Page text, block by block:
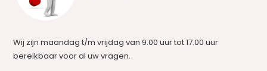
Wij zijn maandag t/m vrijdag van 9.00 uur tot 17.00 uur
bereikbaar voor al uw vragen.